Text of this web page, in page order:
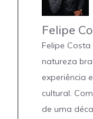
Felipe
Felipe
natureza
experiência
cultural.
de uma